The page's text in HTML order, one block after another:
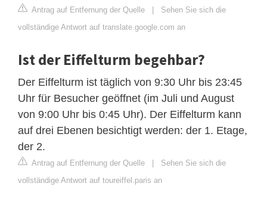
Antrag auf Entfernung der Quelle | Sehen Sie sich die
vollständige Antwort auf translate.google.com an
Ist der Eiffelturm begehbar?
Der Eiffelturm ist täglich von 9:30 Uhr bis 23:45
Uhr für Besucher geöffnet (im Juli und August
von 9:00 Uhr bis 0:45 Uhr). Der Eiffelturm kann
auf drei Ebenen besichtigt werden: der 1. Etage,
der 2.
Antrag auf Entfernung der Quelle | Sehen Sie sich die
vollständige Antwort auf toureiffel.paris an